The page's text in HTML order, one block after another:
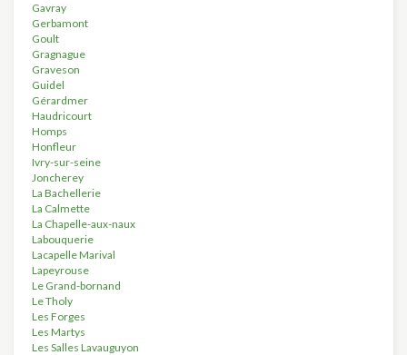
Gavray
Gerbamont
Goult
Gragnague
Graveson
Guidel
Gérardmer
Haudricourt
Homps
Honfleur
Ivry-sur-seine
Joncherey
La Bachellerie
La Calmette
La Chapelle-aux-naux
Labouquerie
Lacapelle Marival
Lapeyrouse
Le Grand-bornand
Le Tholy
Les Forges
Les Martys
Les Salles Lavauguyon